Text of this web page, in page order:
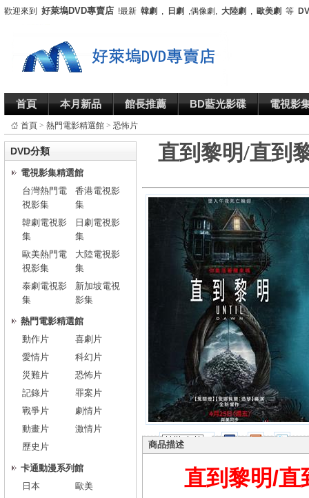
歡迎來到 好萊塢DVD專賣店 !最新 韓劇 , 日劇 ,偶像劇, 大陸劇 , 歐美劇 等
首頁 本月新品 館長推薦 BD藍光影碟 電視影
首頁 > 熱門電影精選館 > 恐怖片
直到黎明/直到
商品描述
直到黎明/
DVD分類
電視影集精選館
台灣熱門電
視影集
香港電視影
集
韓劇電視影
集
日劇電視影
集
歐美熱門電
視影集
大陸電視影
集
泰劇電視影
集
新加坡電視
影集
熱門電影精選館
動作片
喜劇片
愛情片
科幻片
災難片
恐怖片
記錄片
罪案片
戰爭片
劇情片
動畫片
激情片
歷史片
卡通動漫系列館
日本
歐美